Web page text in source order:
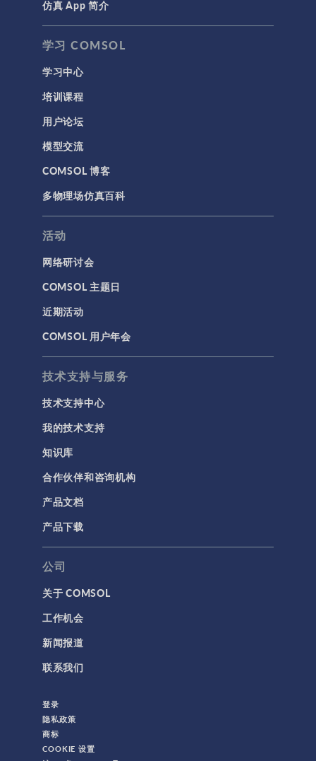
仿真 App 简介
学习 COMSOL
学习中心
培训课程
用户论坛
模型交流
COMSOL 博客
多物理场仿真百科
活动
网络研讨会
COMSOL 主题日
近期活动
COMSOL 用户年会
技术支持与服务
技术支持中心
我的技术支持
知识库
合作伙伴和咨询机构
产品文档
产品下载
公司
关于 COMSOL
工作机会
新闻报道
联系我们
登录
隐私政策
商标
COOKIE 设置